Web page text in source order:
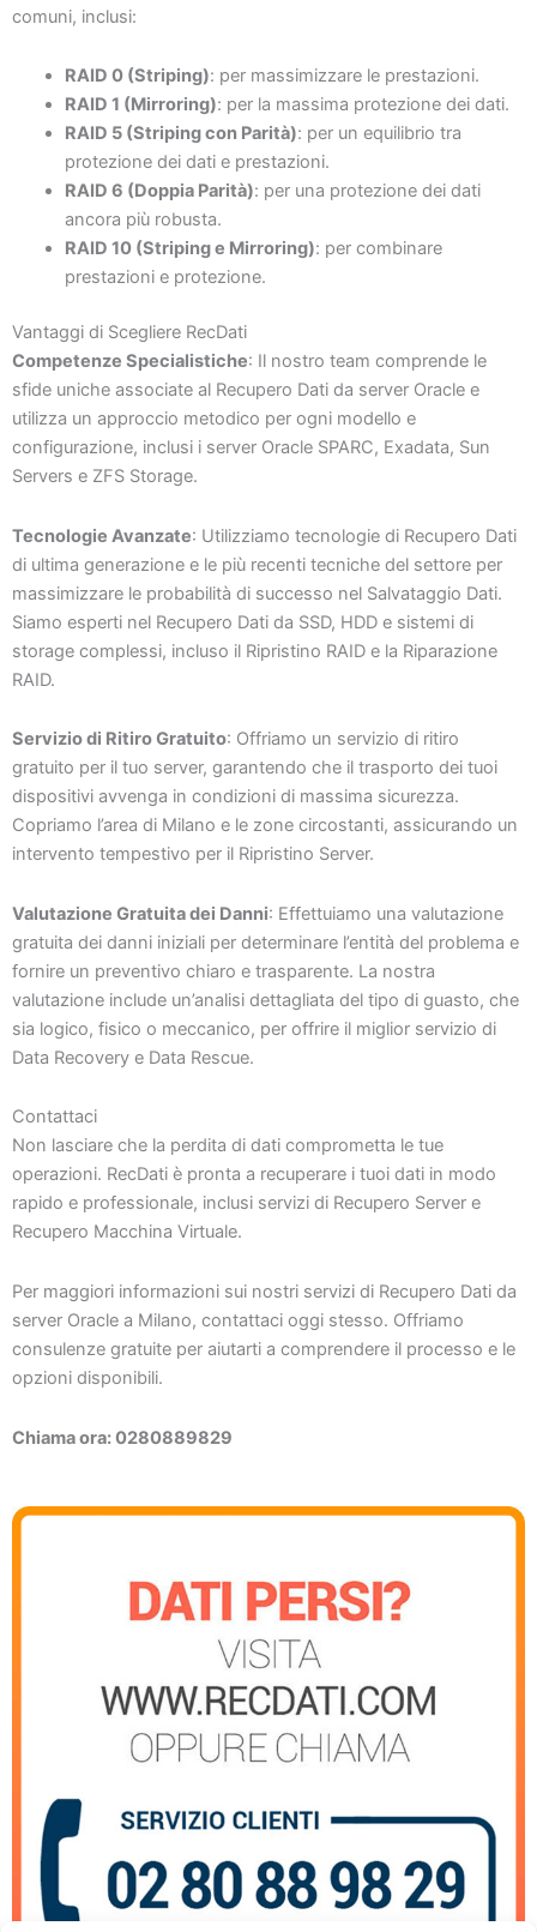
comuni, inclusi:
RAID 0 (Striping): per massimizzare le prestazioni.
RAID 1 (Mirroring): per la massima protezione dei dati.
RAID 5 (Striping con Parità): per un equilibrio tra
protezione dei dati e prestazioni.
RAID 6 (Doppia Parità): per una protezione dei dati
ancora più robusta.
RAID 10 (Striping e Mirroring): per combinare
prestazioni e protezione.
Vantaggi di Scegliere RecDati
Competenze Specialistiche: Il nostro team comprende le
sfide uniche associate al Recupero Dati da server Oracle e
utilizza un approccio metodico per ogni modello e
configurazione, inclusi i server Oracle SPARC, Exadata, Sun
Servers e ZFS Storage.
Tecnologie Avanzate: Utilizziamo tecnologie di Recupero Dati
di ultima generazione e le più recenti tecniche del settore per
massimizzare le probabilità di successo nel Salvataggio Dati.
Siamo esperti nel Recupero Dati da SSD, HDD e sistemi di
storage complessi, incluso il Ripristino RAID e la Riparazione
RAID.
Servizio di Ritiro Gratuito: Offriamo un servizio di ritiro
gratuito per il tuo server, garantendo che il trasporto dei tuoi
dispositivi avvenga in condizioni di massima sicurezza.
Copriamo l’area di Milano e le zone circostanti, assicurando un
intervento tempestivo per il Ripristino Server.
Valutazione Gratuita dei Danni: Effettuiamo una valutazione
gratuita dei danni iniziali per determinare l’entità del problema e
fornire un preventivo chiaro e trasparente. La nostra
valutazione include un’analisi dettagliata del tipo di guasto, che
sia logico, fisico o meccanico, per offrire il miglior servizio di
Data Recovery e Data Rescue.
Contattaci
Non lasciare che la perdita di dati comprometta le tue
operazioni. RecDati è pronta a recuperare i tuoi dati in modo
rapido e professionale, inclusi servizi di Recupero Server e
Recupero Macchina Virtuale.
Per maggiori informazioni sui nostri servizi di Recupero Dati da
server Oracle a Milano, contattaci oggi stesso. Offriamo
consulenze gratuite per aiutarti a comprendere il processo e le
opzioni disponibili.
Chiama ora: 0280889829